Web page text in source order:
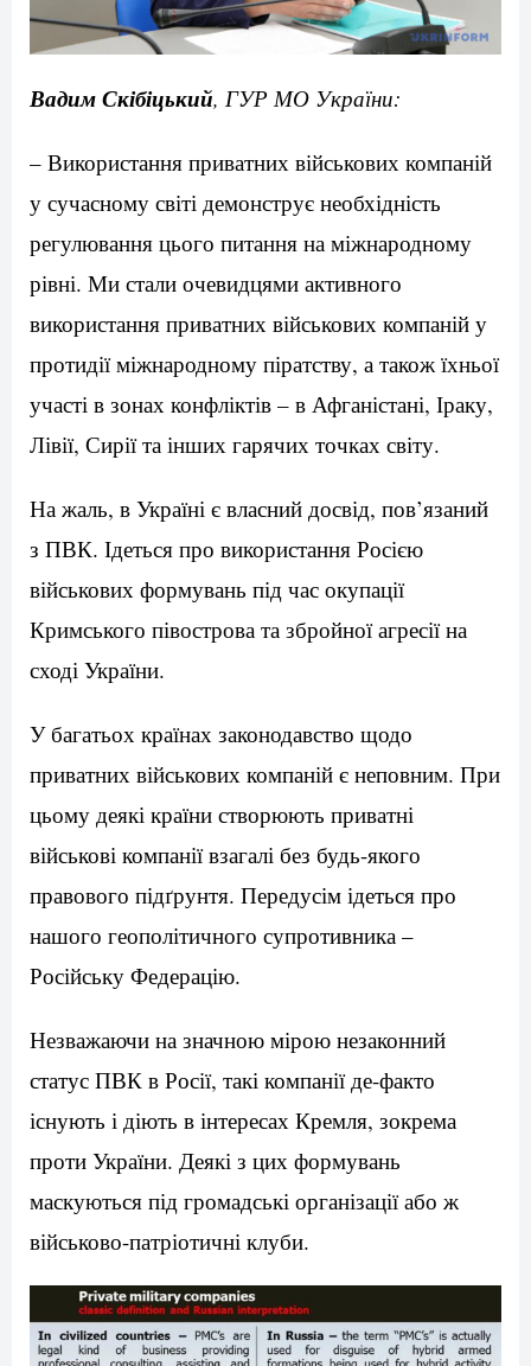
Вадим Скібіцький, ГУР МО України:
– Використання приватних військових компаній
у сучасному світі демонструє необхідність
регулювання цього питання на міжнародному
рівні. Ми стали очевидцями активного
використання приватних військових компаній у
протидії міжнародному піратству, а також їхньої
участі в зонах конфліктів – в Афганістані, Іраку,
Лівії, Сирії та інших гарячих точках світу.
На жаль, в Україні є власний досвід, пов’язаний
з ПВК. Ідеться про використання Росією
військових формувань під час окупації
Кримського півострова та збройної агресії на
сході України.
У багатьох країнах законодавство щодо
приватних військових компаній є неповним. При
цьому деякі країни створюють приватні
військові компанії взагалі без будь-якого
правового підґрунтя. Передусім ідеться про
нашого геополітичного супротивника –
Російську Федерацію.
Незважаючи на значною мірою незаконний
статус ПВК в Росії, такі компанії де-факто
існують і діють в інтересах Кремля, зокрема
проти України. Деякі з цих формувань
маскуються під громадські організації або ж
військово-патріотичні клуби.